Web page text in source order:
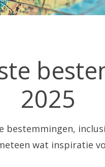
2025
bestemmingen,
wat inspiratie